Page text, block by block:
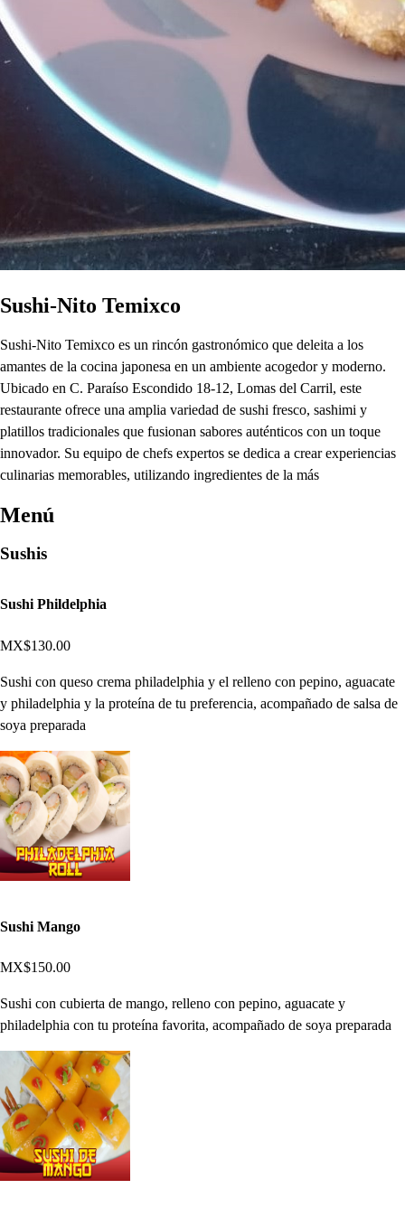
Sushi-Nito Temixco
Sushi-Nito Temixco es un rincón gastronómico que deleita a los
amantes de la cocina japonesa en un ambiente acogedor y moderno.
Ubicado en C. Paraíso Escondido 18-12, Lomas del Carril, este
restaurante ofrece una amplia variedad de sushi fresco, sashimi y
platillos tradicionales que fusionan sabores auténticos con un toque
innovador. Su equipo de chefs expertos se dedica a crear experiencias
culinarias memorables, utilizando ingredientes de la más
Menú
Sushis
Sushi Phildelphia
MX$130.00
Sushi con queso crema philadelphia y el relleno con pepino, aguacate
y philadelphia y la proteína de tu preferencia, acompañado de salsa de
soya preparada
Sushi Mango
MX$150.00
Sushi con cubierta de mango, relleno con pepino, aguacate y
philadelphia con tu proteína favorita, acompañado de soya preparada